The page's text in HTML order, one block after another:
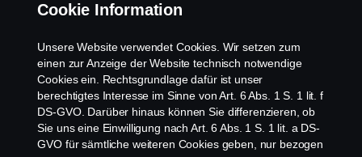
Whistleblowing
Scania Cookie Richtlinie
Cookie Information
Unsere Website verwendet Cookies. Wir setzen zum
einen zur Anzeige der Website technisch notwendige
Cookies ein. Rechtsgrundlage dafür ist unser
berechtigtes Interesse im Sinne von Art. 6 Abs. 1 S. 1 lit. f
DS-GVO. Darüber hinaus können Sie differenzieren, ob
Sie uns eine Einwilligung nach Art. 6 Abs. 1 S. 1 lit. a DS-
GVO für sämtliche weiteren Cookies geben, nur bezogen